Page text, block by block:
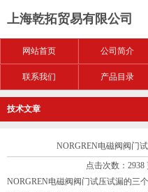
上海乾拓贸易有限公司
网站首页 公司简介
联系我们 产品目录
技术文章
NORGREN电磁阀阀门
点击次数：2938
NORGREN电磁阀阀门试压试漏的三